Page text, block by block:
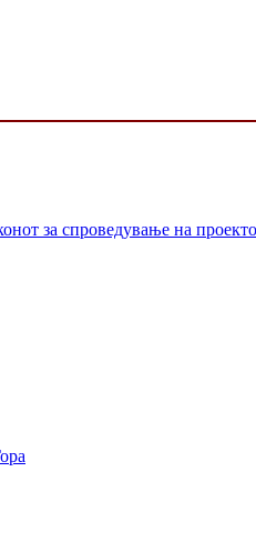
за спроведување на